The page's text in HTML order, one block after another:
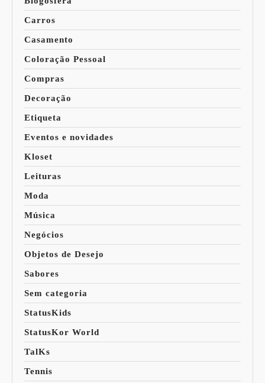
Carros
Casamento
Coloração Pessoal
Compras
Decoração
Etiqueta
Eventos e novidades
Kloset
Leituras
Moda
Música
Negócios
Objetos de Desejo
Sabores
Sem categoria
StatusKids
StatusKor World
TalKs
Tennis